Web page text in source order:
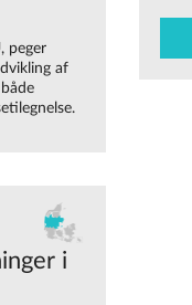
peger
af
i